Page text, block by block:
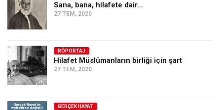
Sana, bana, hilafete dair…
27 TEM, 2020
RÖPORTAJ
Hilafet Müslümanların birliği için şart
27 TEM, 2020
GERÇEK HAYAT